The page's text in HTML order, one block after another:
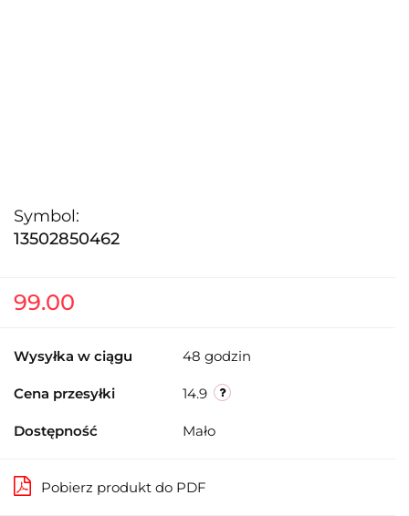
Symbol:
13502850462
99.00
Wysyłka w ciągu 48 godzin
Cena przesyłki 14.9
Dostępność Mało
Pobierz produkt do PDF